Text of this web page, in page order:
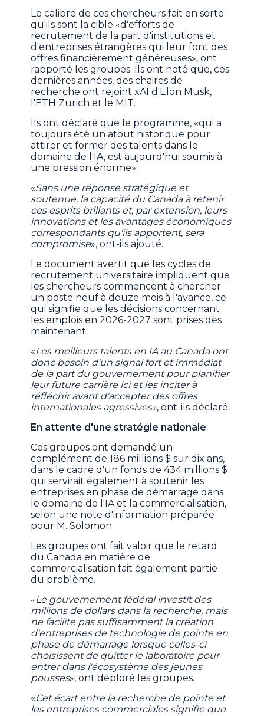
Le calibre de ces chercheurs fait en sorte
qu'ils sont la cible «d'efforts de
recrutement de la part d'institutions et
d'entreprises étrangères qui leur font des
offres financièrement généreuses», ont
rapporté les groupes. Ils ont noté que, ces
dernières années, des chaires de
recherche ont rejoint xAI d'Elon Musk,
l'ETH Zurich et le MIT.
Ils ont déclaré que le programme, «qui a
toujours été un atout historique pour
attirer et former des talents dans le
domaine de l'IA, est aujourd'hui soumis à
une pression énorme».
«Sans une réponse stratégique et
soutenue, la capacité du Canada à retenir
ces esprits brillants et, par extension, leurs
innovations et les avantages économiques
correspondants qu'ils apportent, sera
compromise», ont-ils ajouté.
Le document avertit que les cycles de
recrutement universitaire impliquent que
les chercheurs commencent à chercher
un poste neuf à douze mois à l'avance, ce
qui signifie que les décisions concernant
les emplois en 2026-2027 sont prises dès
maintenant.
«Les meilleurs talents en IA au Canada ont
donc besoin d'un signal fort et immédiat
de la part du gouvernement pour planifier
leur future carrière ici et les inciter à
réfléchir avant d'accepter des offres
internationales agressives», ont-ils déclaré.
En attente d'une stratégie nationale
Ces groupes ont demandé un
complément de 186 millions $ sur dix ans,
dans le cadre d'un fonds de 434 millions $
qui servirait également à soutenir les
entreprises en phase de démarrage dans
le domaine de l'IA et la commercialisation,
selon une note d'information préparée
pour M. Solomon.
Les groupes ont fait valoir que le retard
du Canada en matière de
commercialisation fait également partie
du problème.
«Le gouvernement fédéral investit des
millions de dollars dans la recherche, mais
ne facilite pas suffisamment la création
d'entreprises de technologie de pointe en
phase de démarrage lorsque celles-ci
choisissent de quitter le laboratoire pour
entrer dans l'écosystème des jeunes
pousses», ont déploré les groupes.
«Cet écart entre la recherche de pointe et
les entreprises commerciales signifie que